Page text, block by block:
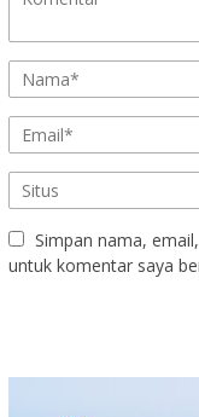
Simpan nama,
untuk komentar saya